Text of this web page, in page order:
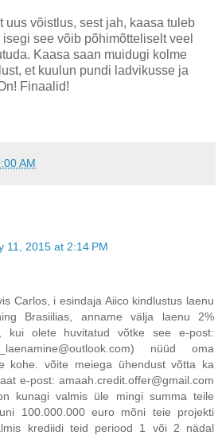
uus võistlus, sest jah, kaasa tuleb
see võib põhimõtteliselt veel
Kaasa saan muidugi kolme
et kuulun pundi ladvikusse ja
Finaalid!
AM
11, 2015 at 2:14 PM
Carlos, i esindaja Aiico kindlustus laenu
Brasiilias, anname välja laenu 2%
kui olete huvitatud võtke see e-post:
nüüd oma
kohe. võite meiega ühendust võtta ka
e-post: amaah.credit.offer@gmail.com
kunagi valmis üle mingi summa teile
100.000.000 euro mõni teie projekti
krediidi teid periood 1 või 2 nädal